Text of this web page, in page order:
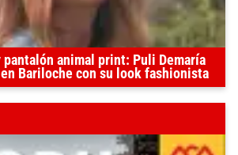
pantalón animal print: Puli Demaría
Bariloche con su look fashionista